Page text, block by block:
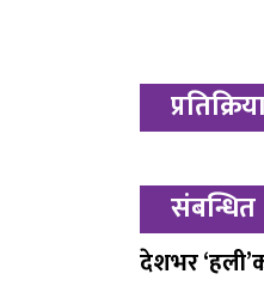
संबन्धित
देशभर